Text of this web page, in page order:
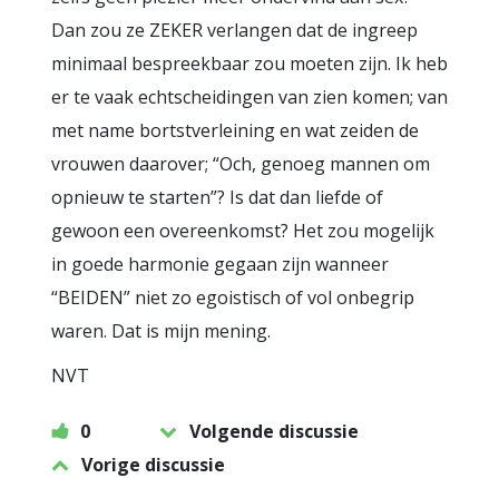
Dan zou ze ZEKER verlangen dat de ingreep
minimaal bespreekbaar zou moeten zijn. Ik heb
er te vaak echtscheidingen van zien komen; van
met name bortstverleining en wat zeiden de
vrouwen daarover; “Och, genoeg mannen om
opnieuw te starten”? Is dat dan liefde of
gewoon een overeenkomst? Het zou mogelijk
in goede harmonie gegaan zijn wanneer
“BEIDEN” niet zo egoistisch of vol onbegrip
waren. Dat is mijn mening.
NVT
0
Volgende discussie
Vorige discussie